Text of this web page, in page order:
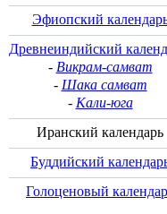
Эфиопский
Древнеиндийский
- Викрам-самват
- Шака самват
- Кали-юга
Иранский календарь
Буддийский
Голоценовый